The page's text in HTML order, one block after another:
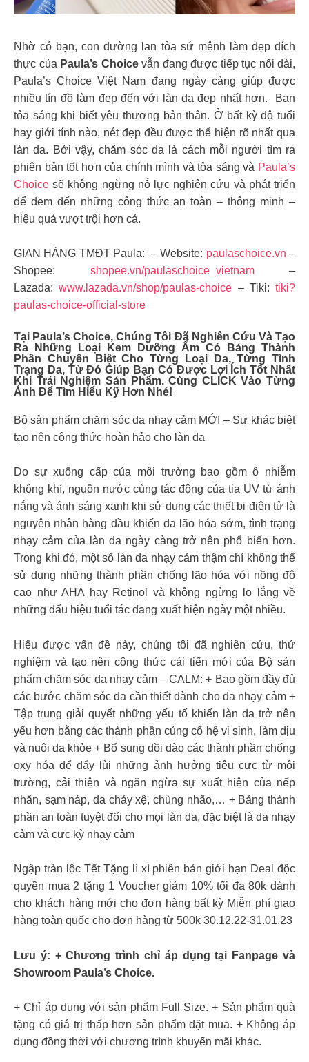
Nhờ có bạn, con đường lan tỏa sứ mệnh làm đẹp đích
thực của Paula’s Choicevẫn đang được tiếp tục nối dài,
Paula’s Choice Việt Nam đang ngày càng giúp được
nhiều tín đồ làm đẹp đến với làn da đẹp nhất hơn. Bạn
tỏa sáng khi biết yêu thương bản thân. Ở bất kỳ độ tuổi
hay giới tính nào, nét đẹp đều được thể hiện rõ nhất qua
làn da. Bởi vậy, chăm sóc da là cách mỗi người tìm ra
phiên bản tốt hơn của chính mình và tỏa sáng và Paula’s
Choice sẽ không ngừng nỗ lực nghiên cứu và phát triển
để đem đến những công thức an toàn – thông minh –
hiệu quả vượt trội hơn cả.
GIAN HÀNG TMĐT Paula: – Website: paulaschoice.vn –
Shopee: shopee.vn/paulaschoice_vietnam–
Lazada:www.lazada.vn/shop/paulas-choice – Tiki: tiki?
paulas-choice-official-store
Tại Paula’s Choice, Chúng Tôi Đã Nghiên Cứu Và Tạo
Ra Những Loại Kem Dưỡng Ẩm Có Bảng Thành
Phần Chuyên Biệt Cho Từng Loại Da, Từng Tình
Trạng Da, Từ Đó Giúp Bạn Có Được Lợi Ích Tốt Nhất
Khi Trải Nghiệm Sản Phẩm. Cùng CLICK Vào Từng
Ảnh Để Tìm Hiểu Kỹ Hơn Nhé!
Bộ sản phẩm chăm sóc da nhạy cảm MỚI – Sự khác biệt
tạo nên công thức hoàn hảo cho làn da
Do sự xuống cấp của môi trường bao gồm ô nhiễm
không khí, nguồn nước cùng tác động của tia UV từ ánh
nắng và ánh sáng xanh khi sử dụng các thiết bị điện tử là
nguyên nhân hàng đầu khiến da lão hóa sớm, tình trạng
nhạy cảm của làn da ngày càng trở nên phổ biến hơn.
Trong khi đó, một số làn da nhạy cảm thậm chí không thể
sử dụng những thành phần chống lão hóa với nồng độ
cao như AHA hay Retinol và không ngừng lo lắng về
những dấu hiệu tuổi tác đang xuất hiện ngày một nhiều.
Hiểu được vấn đề này, chúng tôi đã nghiên cứu, thử
nghiệm và tạo nên công thức cải tiến mới của Bộ sản
phẩm chăm sóc da nhạy cảm – CALM: + Bao gồm đầy đủ
các bước chăm sóc da cần thiết dành cho da nhạy cảm +
Tập trung giải quyết những yếu tố khiến làn da trở nên
yếu hơn bằng các thành phần củng cố hệ vi sinh, làm dịu
và nuôi da khỏe + Bổ sung dồi dào các thành phần chống
oxy hóa để đẩy lùi những ảnh hưởng tiêu cực từ môi
trường, cải thiện và ngăn ngừa sự xuất hiện của nếp
nhăn, sạm náp, da chảy xệ, chùng nhão,… + Bảng thành
phần an toàn tuyệt đối cho mọi làn da, đặc biệt là da nhạy
cảm và cực kỳ nhạy cảm
Ngập tràn lộc Tết Tặng lì xì phiên bản giới hạn Deal độc
quyền mua 2 tặng 1 Voucher giảm 10% tối đa 80k dành
cho khách hàng mới cho đơn hàng bất kỳ Miễn phí giao
hàng toàn quốc cho đơn hàng từ 500k 30.12.22-31.01.23
Lưu ý: + Chương trình chỉ áp dụng tại Fanpage và
Showroom Paula’s Choice.
+ Chỉ áp dụng với sản phẩm Full Size. + Sản phẩm quà
tặng có giá trị thấp hơn sản phẩm đặt mua. + Không áp
dụng đồng thời với chương trình khuyến mãi khác.